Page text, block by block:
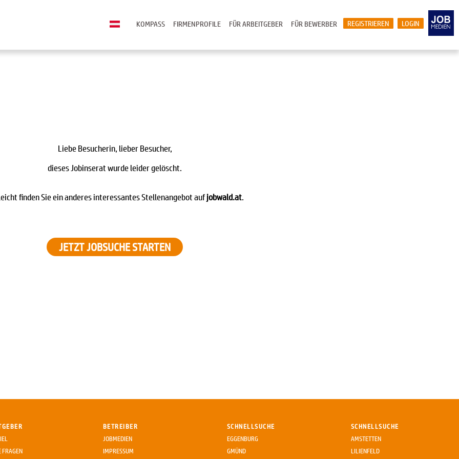
LOGIN
REGISTRIEREN
FÜR BEWERBER
FÜR ARBEITGEBER
FIRMENPROFILE
KOMPASS
Liebe Besucherin, lieber Besucher,
dieses Jobinserat wurde leider gelöscht.
finden Sie ein anderes interessantes Stellenangebot aufjobwald.at
JETZT JOBSUCHE STARTEN
FRAGEN
BETREIBER
JOBMEDIEN
IMPRESSUM
SCHNELLSUCHE
EGGENBURG
GMÜND
SCHNELLSUCHE
AMSTETTEN
LILIENFELD